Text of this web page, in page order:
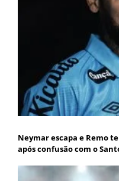
Neymar escapa e Remo
após confusão com o